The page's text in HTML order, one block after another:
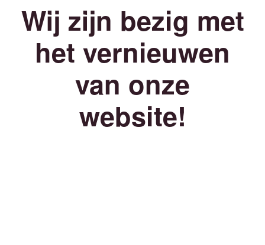
Wij zijn bezig met
het vernieuwen
van onze
website!